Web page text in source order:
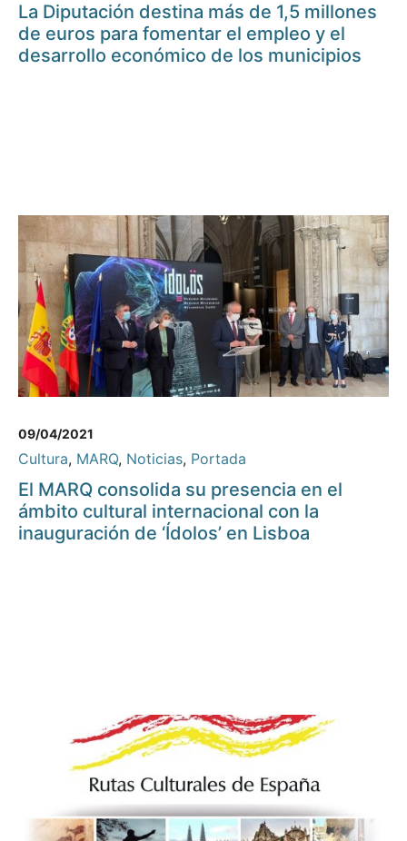
La Diputación destina más de 1,5 millones
de euros para fomentar el empleo y el
desarrollo económico de los municipios
09/04/2021
Cultura, MARQ, Noticias, Portada
El MARQ consolida su presencia en el
ámbito cultural internacional con la
inauguración de ‘Ídolos’ en Lisboa